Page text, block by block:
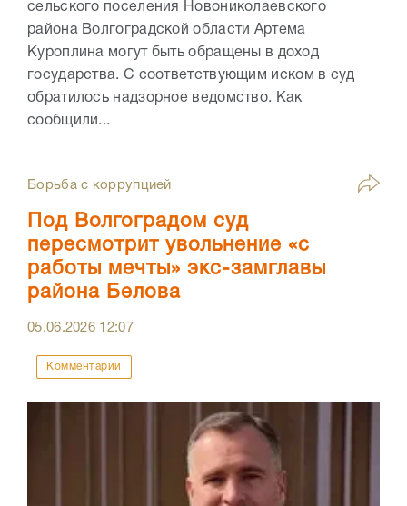
сельского поселения Новониколаевского
района Волгоградской области Артема
Куроплина могут быть обращены в доход
государства. С соответствующим иском в суд
обратилось надзорное ведомство. Как
сообщили...
Борьба с коррупцией
Под Волгоградом суд
пересмотрит увольнение «с
работы мечты» экс-замглавы
района Белова
05.06.2026 12:07
Комментарии